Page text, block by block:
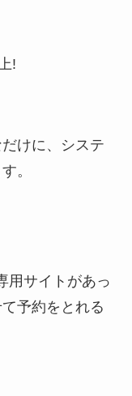
!
けに、システ
。
用サイトがあっ
予約をとれる